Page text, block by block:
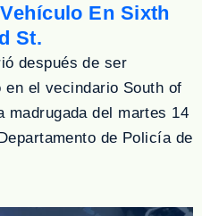
En Sixth
St.
después de ser
el vecindario South of
madrugada del martes 14
de Policía de